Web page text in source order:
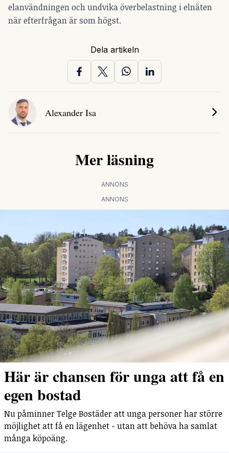
elanvändningen och undvika överbelastning i elnäten
när efterfrågan är som högst.
Dela artikeln
Alexander Isa
Mer läsning
ANNONS
ANNONS
Här är chansen för unga att få en
egen bostad
Nu påminner Telge Bostäder att unga personer har större
möjlighet att få en lägenhet - utan att behöva ha samlat
många köpoäng.